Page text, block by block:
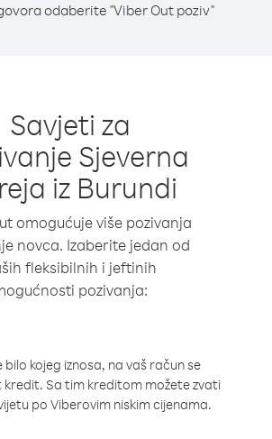
odaberite "Viber Out poziv"
Savjeti za
Sjeverna
iz Burundi
omogućuje više pozivanja
novca. Izaberite jedan od
fleksibilnih i jeftinih
pozivanja:
bilo kojeg iznosa, na vaš račun se
kredit. Sa tim kreditom možete zvati
po Viberovim niskim cijenama.